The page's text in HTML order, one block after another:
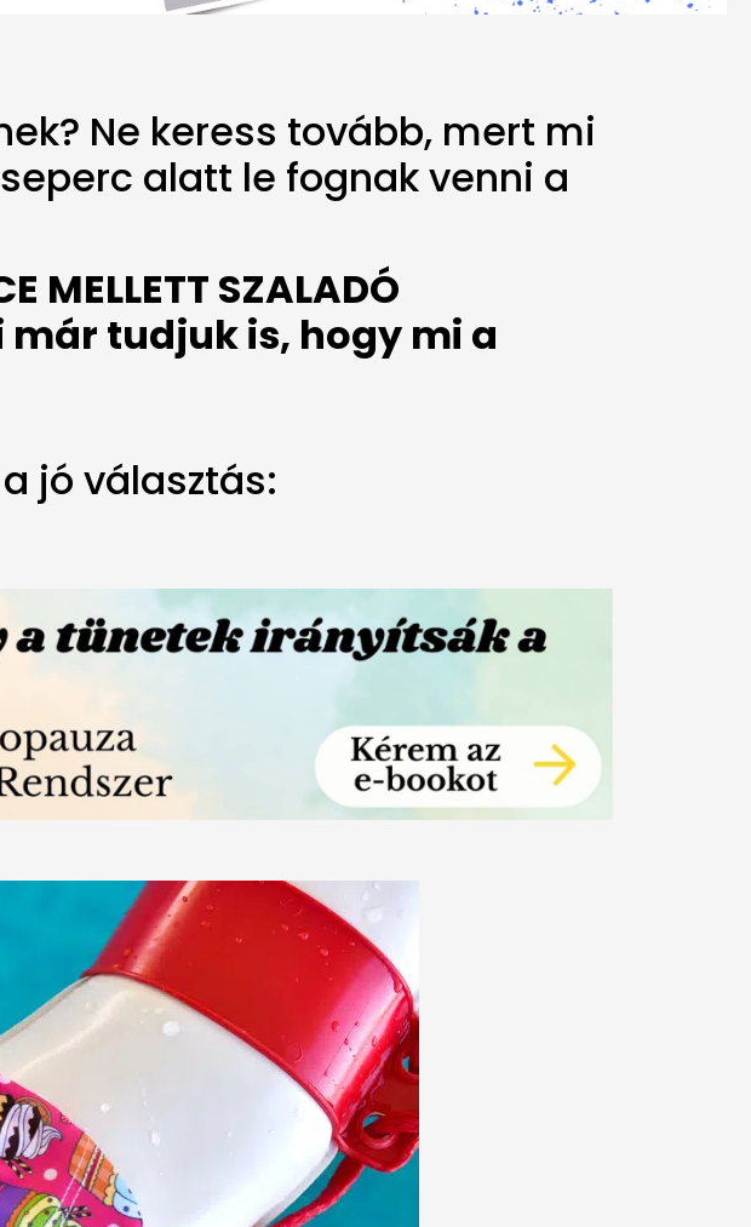
Ne keress tovább, mert mi
alatt le fognak venni a
MELLETT SZALADÓ
már tudjuk is, hogy mi a
jó választás: